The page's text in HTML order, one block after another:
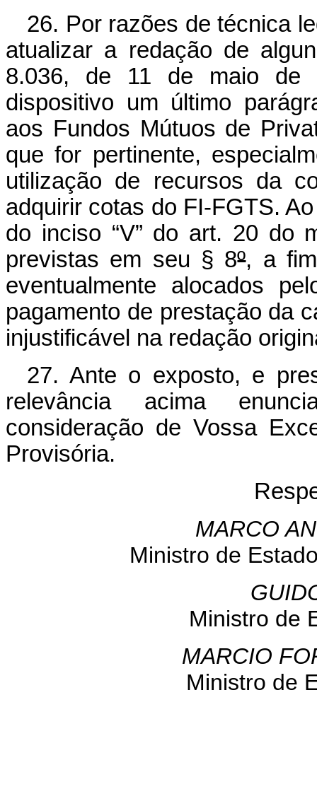
26. Por razões de técnica
atualizar a redação de
8.036, de 11 de maio de
dispositivo um último
aos Fundos Mútuos de
que for pertinente,
utilização de recursos da
adquirir cotas do FI-FGTS.
do inciso “V” do art. 20 do
previstas em seu § 8º, a
eventualmente alocados
pagamento de prestação da
injustificável na redação
27. Ante o exposto, e
relevância acima
consideração de Vossa
Provisória.
MARCO
Ministro de
Ministro de
MARCIO
Ministro de